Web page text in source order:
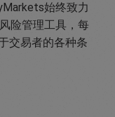
始终致力
险管理工具，每
交易者的各种条